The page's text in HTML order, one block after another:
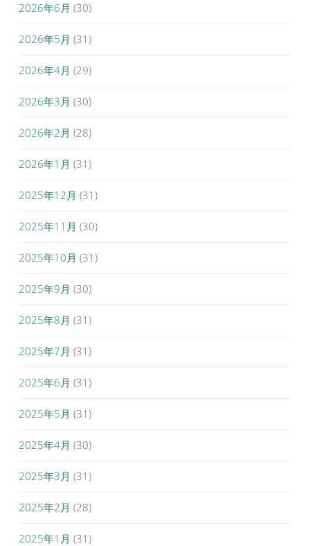
2026年6月 (30)
2026年5月 (31)
2026年4月 (29)
2026年3月 (30)
2026年2月 (28)
2026年1月 (31)
2025年12月 (31)
2025年11月 (30)
2025年10月 (31)
2025年9月 (30)
2025年8月 (31)
2025年7月 (31)
2025年6月 (31)
2025年5月 (31)
2025年4月 (30)
2025年3月 (31)
2025年2月 (28)
2025年1月 (31)